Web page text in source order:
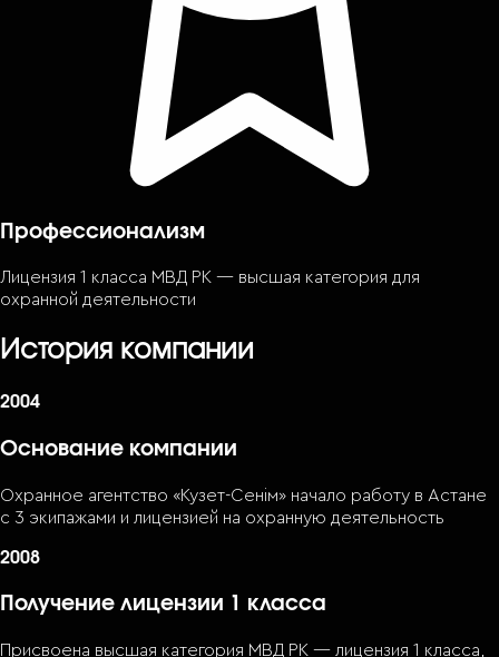
Профессионализм
Лицензия 1 класса МВД РК — высшая категория для
охранной деятельности
История компании
2004
Основание компании
Охранное агентство «Кузет-Сенiм» начало работу в Астане
с 3 экипажами и лицензией на охранную деятельность
2008
Получение лицензии 1 класса
Присвоена высшая категория МВД РК — лицензия 1 класса,